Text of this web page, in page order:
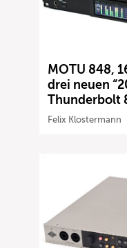
MOTU 848,
drei neuen
Thunderbolt
Felix Klostermann